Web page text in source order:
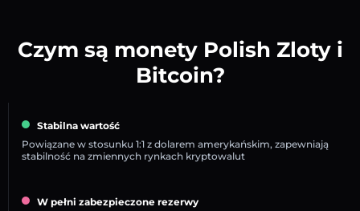
Czym są monety Polish Zloty i
Bitcoin?
Stabilna wartość
Powiązane w stosunku 1:1 z dolarem amerykańskim, zapewniają
stabilność na zmiennych rynkach kryptowalut
W pełni zabezpieczone rezerwy